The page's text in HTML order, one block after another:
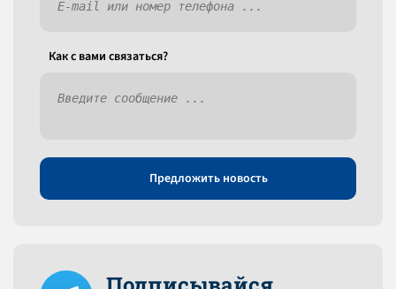
Как c вами связаться?
Предложить новость